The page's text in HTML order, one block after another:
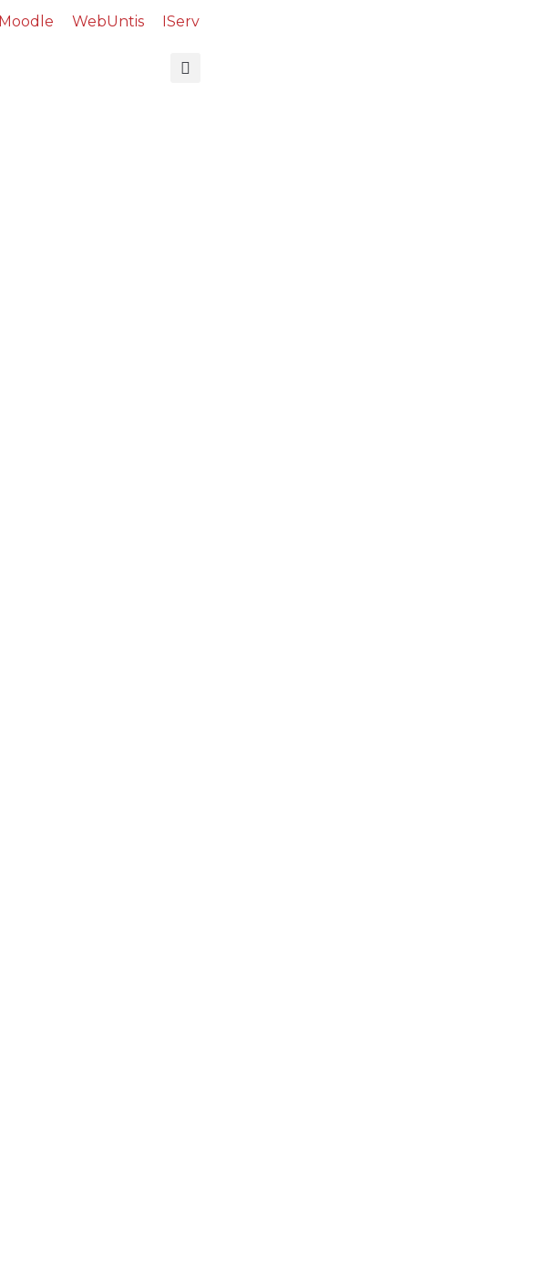
Moodle WebUntis IServ